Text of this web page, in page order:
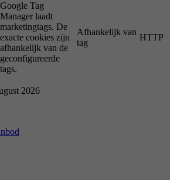
Google Tag
Manager laadt
marketingtags. De
exacte cookies zijn
afhankelijk van de
geconfigureerde
tags.
Afhankelijk van
tag
HTTP
2026